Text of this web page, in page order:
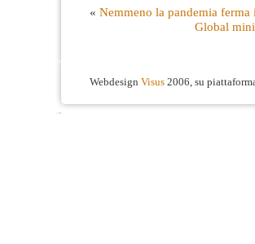
« Nemmeno la pandemia
Global
Webdesign Visus 2006, su